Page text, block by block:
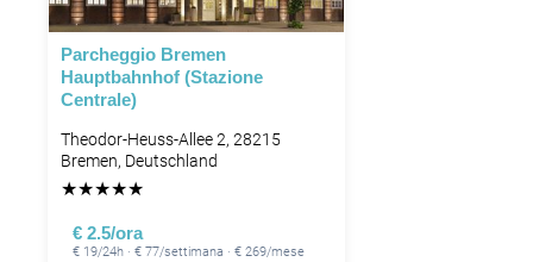
Parcheggio Bremen
Hauptbahnhof (Stazione
Centrale)
Theodor-Heuss-Allee 2, 28215
Bremen, Deutschland
★★★★★
€ 2.5/ora
€ 19/24h · € 77/settimana · € 269/mese